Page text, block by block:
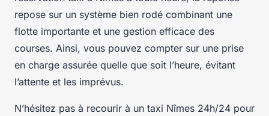
repose sur un système bien rodé combinant une
flotte importante et une gestion efficace des
courses. Ainsi, vous pouvez compter sur une prise
en charge assurée quelle que soit l’heure, évitant
l’attente et les imprévus.
N’hésitez pas à recourir à un taxi Nîmes 24h/24 pour